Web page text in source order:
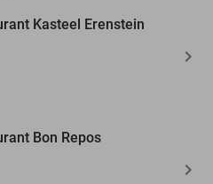
Kasteel Erenstein
Bon Repos